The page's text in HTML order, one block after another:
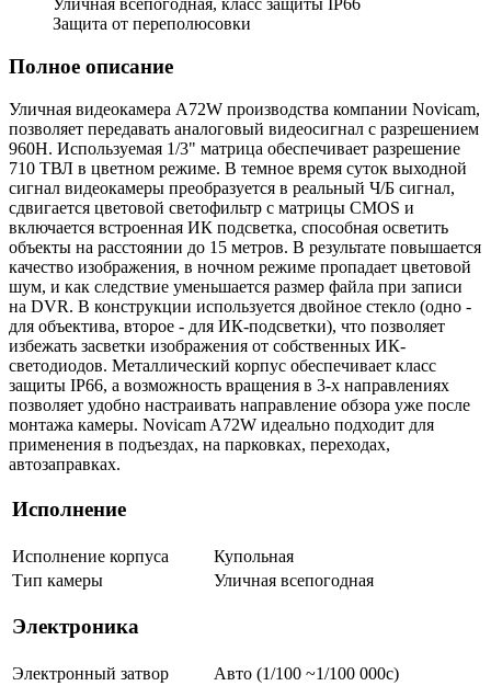
Уличная всепогодная, класс защиты IP66
Защита от переполюсовки
Полное описание
Уличная видеокамера A72W производства компании Novicam,
позволяет передавать аналоговый видеосигнал с разрешением
960H. Используемая 1/3" матрица обеспечивает разрешение
710 ТВЛ в цветном режиме. В темное время суток выходной
сигнал видеокамеры преобразуется в реальный Ч/Б сигнал,
сдвигается цветовой светофильтр с матрицы CMOS и
включается встроенная ИК подсветка, способная осветить
объекты на расстоянии до 15 метров. В результате повышается
качество изображения, в ночном режиме пропадает цветовой
шум, и как следствие уменьшается размер файла при записи
на DVR. В конструкции используется двойное стекло (одно -
для объектива, второе - для ИК-подсветки), что позволяет
избежать засветки изображения от собственных ИК-
светодиодов. Металлический корпус обеспечивает класс
защиты IP66, а возможность вращения в 3-х направлениях
позволяет удобно настраивать направление обзора уже после
монтажа камеры. Novicam A72W идеально подходит для
применения в подъездах, на парковках, переходах,
автозаправках.
Исполнение
Исполнение корпуса
Купольная
Тип камеры
Уличная всепогодная
Электроника
Электронный затвор
Авто (1/100 ~1/100 000с)